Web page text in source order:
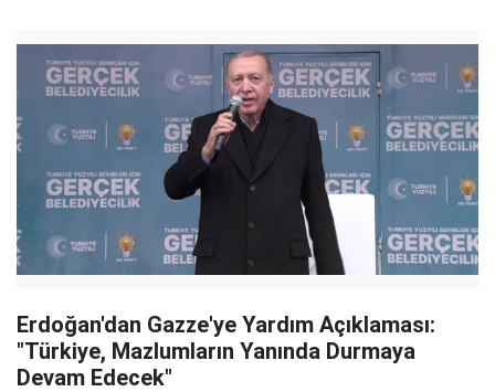
Erdoğan'dan Gazze'ye Yardım Açıklaması:
"Türkiye, Mazlumların Yanında Durmaya
Devam Edecek"